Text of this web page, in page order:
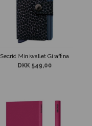
Secrid Miniwallet Giraffina
DKK 549,00